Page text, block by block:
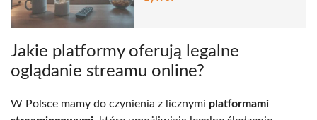
Jakie platformy oferują legalne
oglądanie streamu online?
W Polsce mamy do czynienia z licznymi platformami